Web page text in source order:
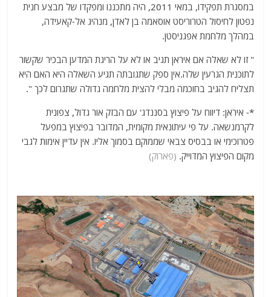
במסגרת תפקידו, במאי 2011, היה מתכננו ומפקדו של מבצע חנית
נפטון לחיסול הטרוריסט אוסאמה בן לאדן, מנהיג אל-קאעידה,
במהלך מלחמת אפגניסטן.
" זו לא שאלה אם איראן תגיב או לא על הריגת המדען הבכיר שקשור
לתוכנית הגרעין שלה.אין ספק שתגובתה תגיע השאלה היא האם היא
תצליח להגיב בחוכמה מבלי להצית מלחמה גדולה שתגרום לכך ".
*- איראן: דיווח על פיצוץ בסננדג' עם הבזק אור גדול, צפונית
לקרמנשאה. על פי עיתונאית מקומית, המדובר בפיצוץ במפעל
פטרוכימי או בבסיס צבאי שממוקם בסמוך אליו. אין עדיין אימות לגבי
מקום הפיצוץ המדוייק. (פארוק)